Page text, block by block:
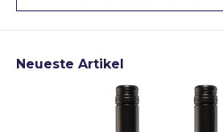
Neueste Artikel